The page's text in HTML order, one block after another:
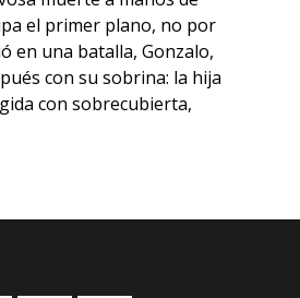
el primer plano, no por
en una batalla, Gonzalo,
con su sobrina: la hija
con sobrecubierta,